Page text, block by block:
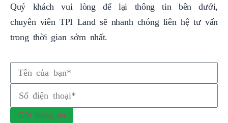
Quý khách vui lòng để lại thông tin bên dưới,
chuyên viên TPI Land sẽ nhanh chóng liên hệ tư vấn
trong thời gian sớm nhất.
Gửi thông tin